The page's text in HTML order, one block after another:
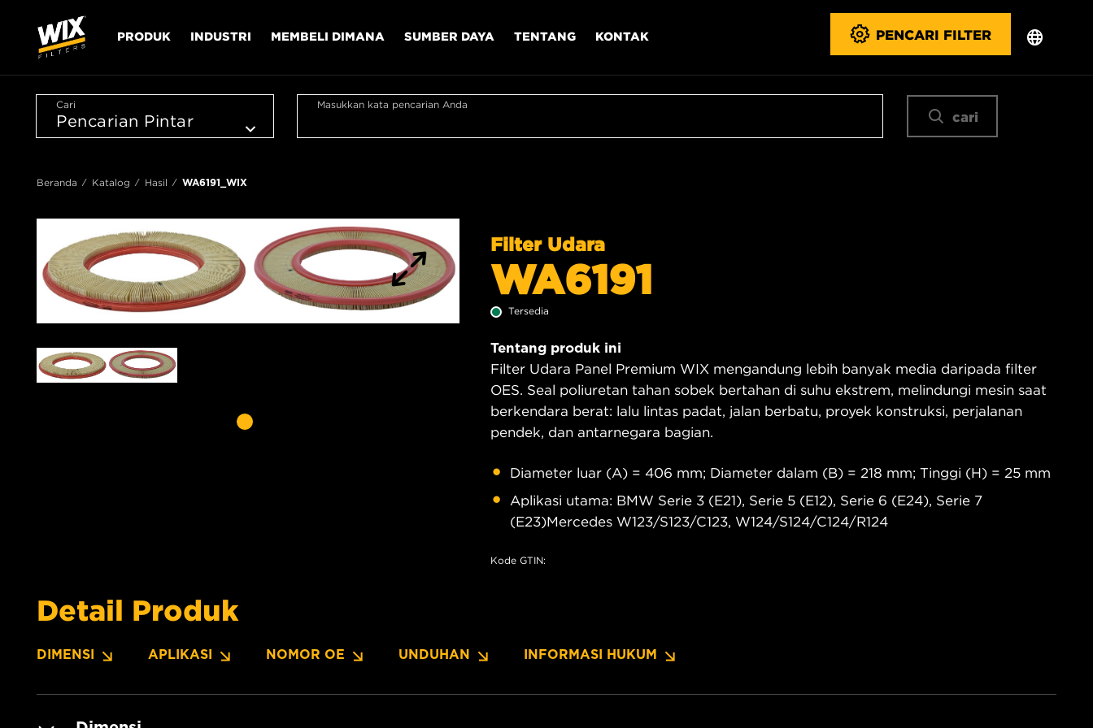
PRODUK INDUSTRI MEMBELI DIMANA SUMBER DAYA TENTANG KONTAK PENCARI FILTER
Cari Masukkan kata pencarian Anda
cari
Beranda Katalog Hasil WA6191_WIX
Filter Udara
WA6191
Tersedia
Tentang produk ini
Filter Udara Panel Premium WIX mengandung lebih banyak media daripada filter
OES. Seal poliuretan tahan sobek bertahan di suhu ekstrem, melindungi mesin saat
berkendara berat: lalu lintas padat, jalan berbatu, proyek konstruksi, perjalanan
pendek, dan antarnegara bagian.
Diameter luar (A) = 406 mm; Diameter dalam (B) = 218 mm; Tinggi (H) = 25 mm
Aplikasi utama: BMW Serie 3 (E21), Serie 5 (E12), Serie 6 (E24), Serie 7
(E23)Mercedes W123/S123/C123, W124/S124/C124/R124
Kode GTIN:
Detail Produk
DIMENSI APLIKASI NOMOR OE UNDUHAN INFORMASI HUKUM